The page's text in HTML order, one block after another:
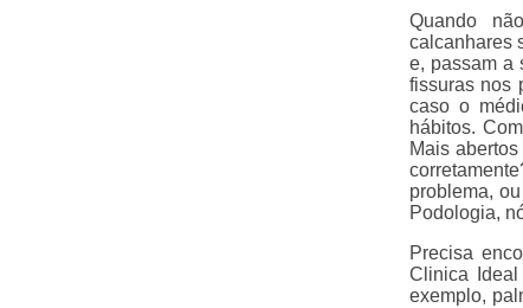
Quando
calcanhares
e, passam a
fissuras nos
caso o
hábitos.
Mais
problema,
Podologia,
Precisa
Clinica
exemplo,